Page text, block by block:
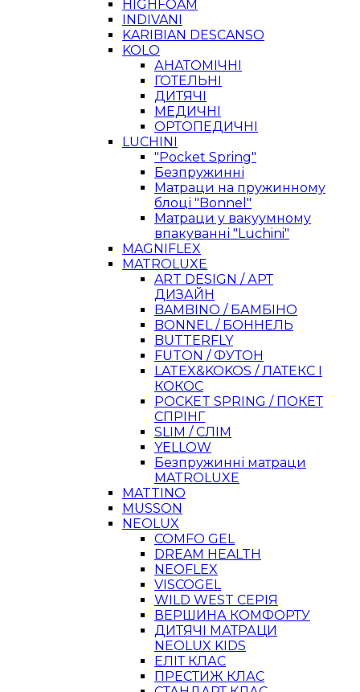
HIGHFOAM
INDIVANI
KARIBIAN DESCANSO
KOLO
АНАТОМІЧНІ
ГОТЕЛЬНІ
ДИТЯЧІ
МЕДИЧНІ
ОРТОПЕДИЧНІ
LUCHINI
"Pocket Spring"
Безпружинні
Матраци на пружинному
блоці "Bonnel"
Матраци у вакуумному
впакуванні "Luchini"
MAGNIFLEX
MATROLUXE
ART DESIGN / АРТ
ДИЗАЙН
BAMBINO / БАМБІНО
BONNEL / БОННЕЛЬ
BUTTERFLY
FUTON / ФУТОН
LATEX&KOKOS / ЛАТЕКС І
КОКОС
POCKET SPRING / ПОКЕТ
СПРІНГ
SLIM / СЛІМ
YELLOW
Безпружинні матраци
MATROLUXE
MATTINO
MUSSON
NEOLUX
COMFO GEL
DREAM HEALTH
NEOFLEX
VISCOGEL
WILD WEST СЕРІЯ
ВЕРШИНА КОМФОРТУ
ДИТЯЧІ МАТРАЦИ
NEOLUX KIDS
ЕЛІТ КЛАС
ПРЕСТИЖ КЛАС